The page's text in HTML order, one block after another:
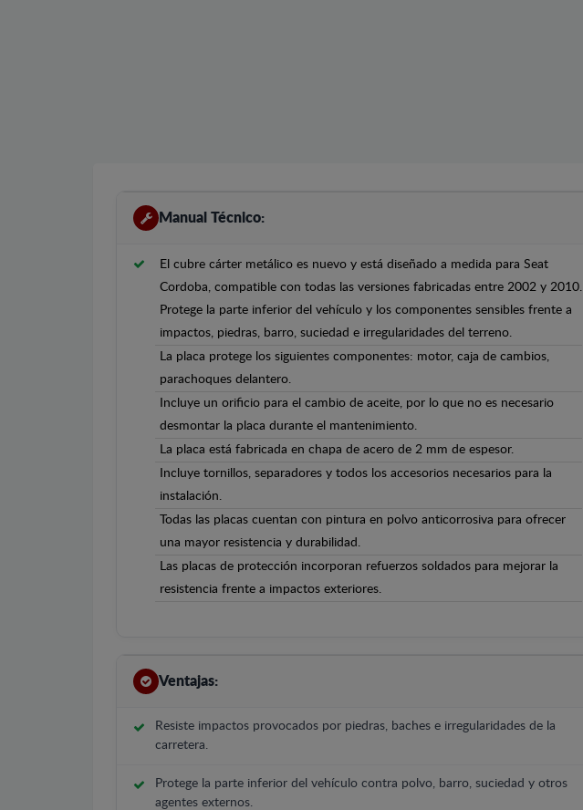
Manual Técnico:
El cubre cárter metálico es nuevo y está diseñado a medida para Seat
Cordoba, compatible con todas las versiones fabricadas entre 2002 y 2010.
Protege la parte inferior del vehículo y los componentes sensibles frente a
impactos, piedras, barro, suciedad e irregularidades del terreno.
La placa protege los siguientes componentes: motor, caja de cambios,
parachoques delantero.
Incluye un orificio para el cambio de aceite, por lo que no es necesario
desmontar la placa durante el mantenimiento.
La placa está fabricada en chapa de acero de 2 mm de espesor.
Incluye tornillos, separadores y todos los accesorios necesarios para la
instalación.
Todas las placas cuentan con pintura en polvo anticorrosiva para ofrecer
una mayor resistencia y durabilidad.
Las placas de protección incorporan refuerzos soldados para mejorar la
resistencia frente a impactos exteriores.
Ventajas:
Resiste impactos provocados por piedras, baches e irregularidades de la
carretera.
Protege la parte inferior del vehículo contra polvo, barro, suciedad y otros
agentes externos.